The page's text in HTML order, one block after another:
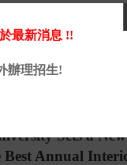
最新消息 !!
辦理招生!
Asia
Sets a New
Best Annual